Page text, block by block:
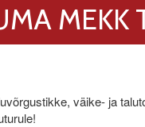
MEKK
väike- ja